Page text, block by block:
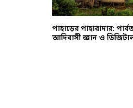
পাহাড়ের পাহারাদার:
আদিবাসী জ্ঞান ও